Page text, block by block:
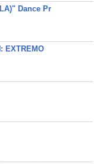
Dance Pr
EXTREMO